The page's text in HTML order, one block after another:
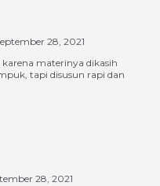
28, 2021
materinya dikasih
tapi disusun rapi dan
28, 2021